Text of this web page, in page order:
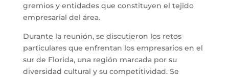
gremios y entidades que constituyen el tejido
empresarial del área.
Durante la reunión, se discutieron los retos
particulares que enfrentan los empresarios en el
sur de Florida, una región marcada por su
diversidad cultural y su competitividad. Se